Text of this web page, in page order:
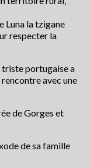
2020
Luna la tzigane
respecter la
portugaise a
avec une
de Gorges et
de sa famille